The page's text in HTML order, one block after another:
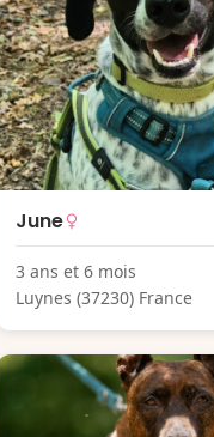
June
3 ans et 6 mois
Luynes (37230) France